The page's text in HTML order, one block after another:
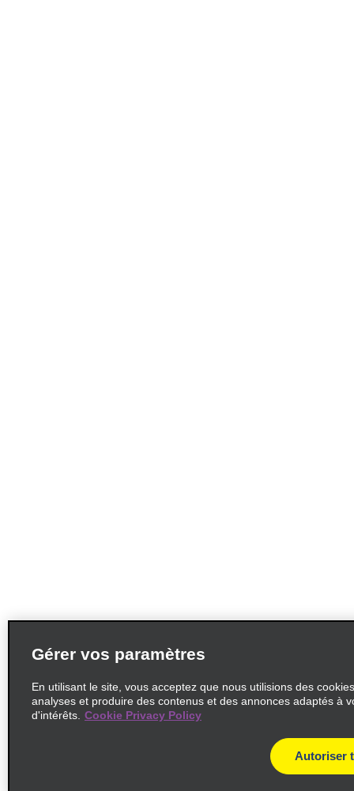
Gérer vos paramètres
En utilisant le site, vous acceptez que nous utilisions des
analyses et produire des contenus et des annonces adaptés à
d'intérêts. Cookie Privacy Policy
Autoriser